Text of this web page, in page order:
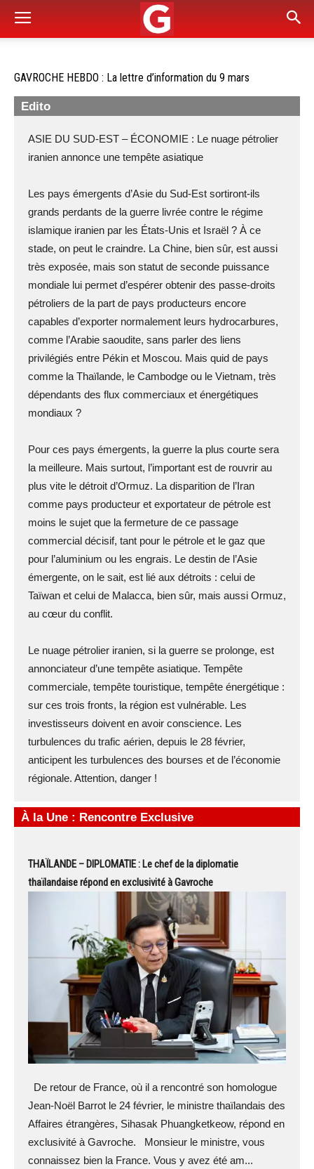
GAVROCHE HEBDO : La lettre d’information du 9 mars
Edito
ASIE DU SUD-EST – ÉCONOMIE : Le nuage pétrolier
iranien annonce une tempête asiatique
Les pays émergents d’Asie du Sud-Est sortiront-ils
grands perdants de la guerre livrée contre le régime
islamique iranien par les États-Unis et Israël ? À ce
stade, on peut le craindre. La Chine, bien sûr, est aussi
très exposée, mais son statut de seconde puissance
mondiale lui permet d’espérer obtenir des passe-droits
pétroliers de la part de pays producteurs encore
capables d’exporter normalement leurs hydrocarbures,
comme l’Arabie saoudite, sans parler des liens
privilégiés entre Pékin et Moscou. Mais quid de pays
comme la Thaïlande, le Cambodge ou le Vietnam, très
dépendants des flux commerciaux et énergétiques
mondiaux ?
Pour ces pays émergents, la guerre la plus courte sera
la meilleure. Mais surtout, l’important est de rouvrir au
plus vite le détroit d’Ormuz. La disparition de l’Iran
comme pays producteur et exportateur de pétrole est
moins le sujet que la fermeture de ce passage
commercial décisif, tant pour le pétrole et le gaz que
pour l’aluminium ou les engrais. Le destin de l’Asie
émergente, on le sait, est lié aux détroits : celui de
Taïwan et celui de Malacca, bien sûr, mais aussi Ormuz,
au cœur du conflit.
Le nuage pétrolier iranien, si la guerre se prolonge, est
annonciateur d’une tempête asiatique. Tempête
commerciale, tempête touristique, tempête énergétique :
sur ces trois fronts, la région est vulnérable. Les
investisseurs doivent en avoir conscience. Les
turbulences du trafic aérien, depuis le 28 février,
anticipent les turbulences des bourses et de l’économie
régionale. Attention, danger !
À la Une : Rencontre Exclusive
THAÏLANDE – DIPLOMATIE : Le chef de la diplomatie
thaïlandaise répond en exclusivité à Gavroche
De retour de France, où il a rencontré son homologue
Jean-Noël Barrot le 24 février, le ministre thaïlandais des
Affaires étrangères, Sihasak Phuangketkeow, répond en
exclusivité à Gavroche. Monsieur le ministre, vous
connaissez bien la France. Vous y avez été am...